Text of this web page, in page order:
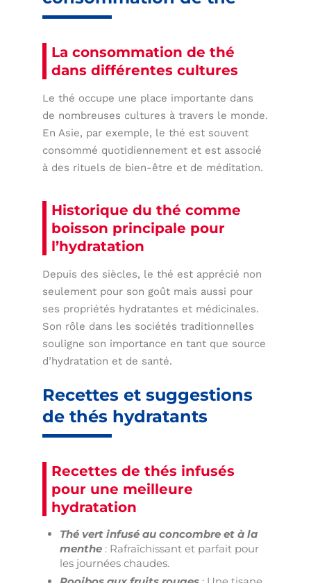
La consommation de thé
dans différentes cultures
Le thé occupe une place importante dans
de nombreuses cultures à travers le monde.
En Asie, par exemple, le thé est souvent
consommé quotidiennement et est associé
à des rituels de bien-être et de méditation.
Historique du thé comme
boisson principale pour
l’hydratation
Depuis des siècles, le thé est apprécié non
seulement pour son goût mais aussi pour
ses propriétés hydratantes et médicinales.
Son rôle dans les sociétés traditionnelles
souligne son importance en tant que source
d’hydratation et de santé.
Recettes et suggestions
de thés hydratants
Recettes de thés infusés
pour une meilleure
hydratation
Thé vert infusé au concombre et à la
menthe : Rafraîchissant et parfait pour
les journées chaudes.